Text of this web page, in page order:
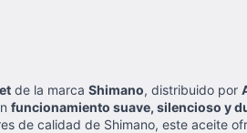
de la marca Shimano, distribuido por
funcionamiento suave, silencioso y
de calidad de Shimano, este aceite